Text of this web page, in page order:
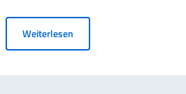
WeiterlesenAm 3. August verlieren